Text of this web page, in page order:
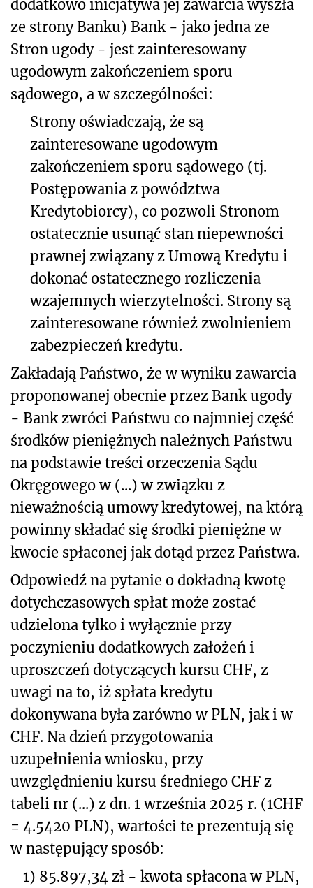
dodatkowo inicjatywa jej zawarcia wyszła
ze strony Banku) Bank - jako jedna ze
Stron ugody - jest zainteresowany
ugodowym zakończeniem sporu
sądowego, a w szczególności:
Strony oświadczają, że są
zainteresowane ugodowym
zakończeniem sporu sądowego (tj.
Postępowania z powództwa
Kredytobiorcy), co pozwoli Stronom
ostatecznie usunąć stan niepewności
prawnej związany z Umową Kredytu i
dokonać ostatecznego rozliczenia
wzajemnych wierzytelności. Strony są
zainteresowane również zwolnieniem
zabezpieczeń kredytu.
Zakładają Państwo, że w wyniku zawarcia
proponowanej obecnie przez Bank ugody
- Bank zwróci Państwu co najmniej część
środków pieniężnych należnych Państwu
na podstawie treści orzeczenia Sądu
Okręgowego w (...) w związku z
nieważnością umowy kredytowej, na którą
powinny składać się środki pieniężne w
kwocie spłaconej jak dotąd przez Państwa.
Odpowiedź na pytanie o dokładną kwotę
dotychczasowych spłat może zostać
udzielona tylko i wyłącznie przy
poczynieniu dodatkowych założeń i
uproszczeń dotyczących kursu CHF, z
uwagi na to, iż spłata kredytu
dokonywana była zarówno w PLN, jak i w
CHF. Na dzień przygotowania
uzupełnienia wniosku, przy
uwzględnieniu kursu średniego CHF z
tabeli nr (...) z dn. 1 września 2025 r. (1CHF
= 4.5420 PLN), wartości te prezentują się
w następujący sposób:
1) 85.897,34 zł - kwota spłacona w PLN,